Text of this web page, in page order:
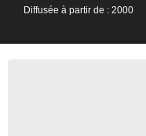
Diffusée à partir de : 2000